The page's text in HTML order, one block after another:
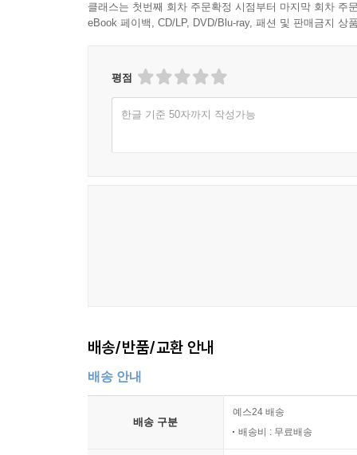
클래스는 첫번째 회차 주문확정 시점부터 마지막 회차 주
eBook 페이백, CD/LP, DVD/Blu-ray, 패션 및 판매금지 상
평점
한글 기준 50자까지 작성가능
배송/반품/교환 안내
배송 안내
배송 구분
예스24 배송
배송비 : 무료배송